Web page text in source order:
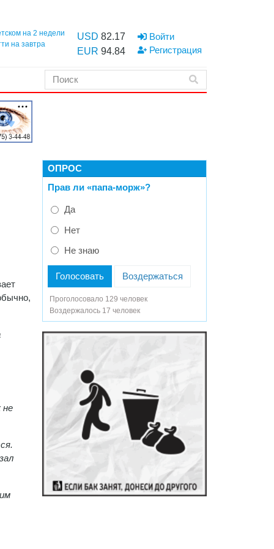
на 2 недели
на завтра
USD 82.17
EUR 94.84
Войти
Регистрация
не
ОПРОС
Прав ли «папа-морж»?
Да
Нет
Не знаю
Голосовать Воздержаться
Проголосовало 129 человек
Воздержалось 17 человек